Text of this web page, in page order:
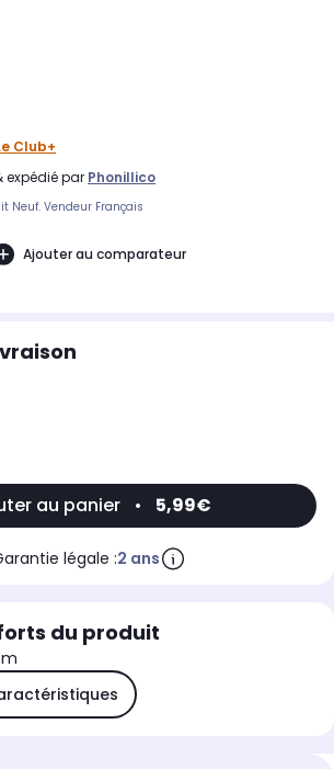
Club+
expédié par Phonillico
Neuf. Vendeur Français
Ajouter au comparateur
au panier • 5,99€
légale :2 ans
du produit